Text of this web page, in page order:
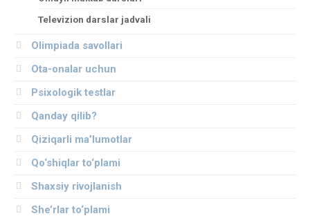
Televizion darslar jadvali
Olimpiada savollari
Ota-onalar uchun
Psixologik testlar
Qanday qilib?
Qiziqarli ma’lumotlar
Qo‘shiqlar to‘plami
Shaxsiy rivojlanish
She’rlar to‘plami